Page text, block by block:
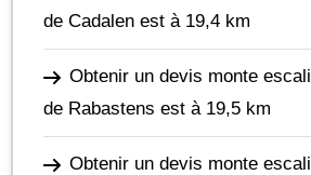
de Cadalen est à 19,4 km
Obtenir un devis monte
de Rabastens est à 19,5 km
Obtenir un devis monte